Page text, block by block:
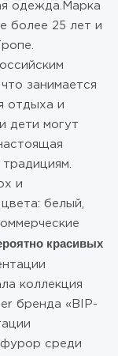
одежда.Марка
более 25 лет и
занимается
отдыха и
дети могут
и
белый,
красивых
коллекция
бренда «BIP-
фурор среди